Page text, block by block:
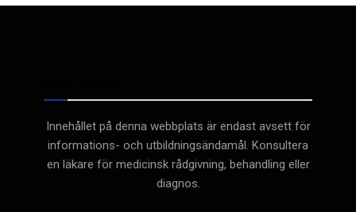
Innehållet på denna webbplats är endast avsett för
informations- och utbildningsändamål. Konsultera
en läkare för medicinsk rådgivning, behandling eller
diagnos.